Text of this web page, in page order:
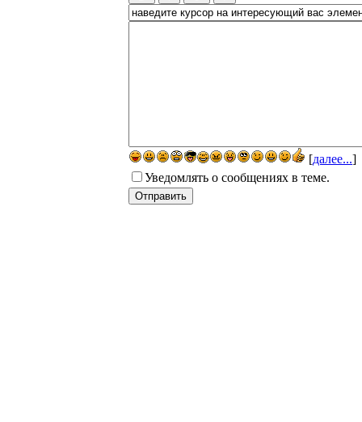
[далее...]
Уведомлять о сообщениях в теме.